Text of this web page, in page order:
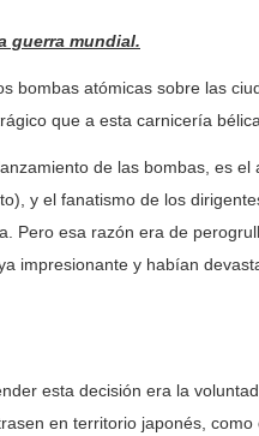
guerra mundial.
atómicas sobre las
que a esta carnicería
de las bombas, es el
y el fanatismo de los
Pero esa razón era de
impresionante y habían
esta decisión era la voluntad
en territorio japonés,